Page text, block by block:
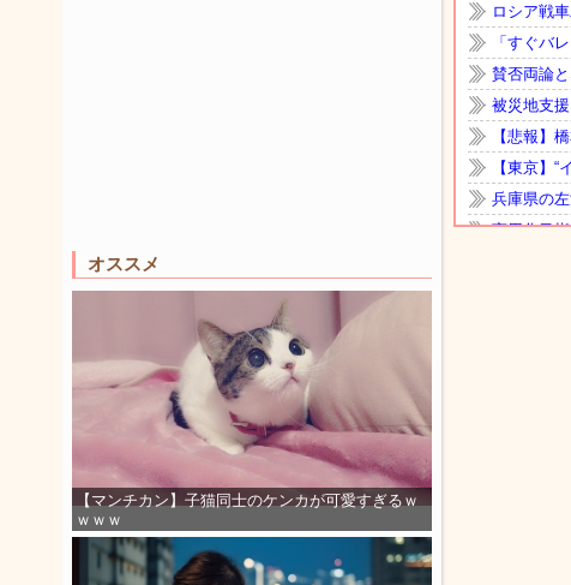
オススメ
【マンチカン】子猫同士のケンカが可愛すぎるｗ
ｗｗｗ